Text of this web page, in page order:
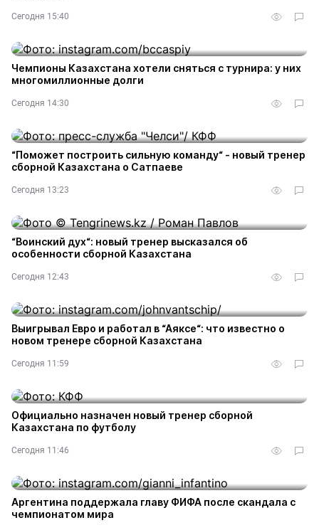
Сегодня 15:40
Чемпионы Казахстана хотели сняться с турнира: у них
многомиллионные долги
Сегодня 14:30
“Поможет построить сильную команду“ - новый тренер
сборной Казахстана о Сатпаеве
Сегодня 13:23
“Воинский дух“: новый тренер высказался об
особенности сборной Казахстана
Сегодня 12:43
Выигрывал Евро и работал в “Аяксе“: что известно о
новом тренере сборной Казахстана
Сегодня 11:59
Официально назначен новый тренер сборной
Казахстана по футболу
Сегодня 11:46
Аргентина поддержала главу ФИФА после скандала с
чемпионатом мира